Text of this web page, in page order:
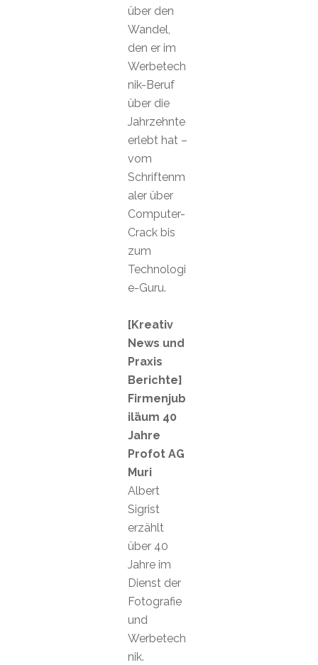
über den
Wandel,
den er im
Werbetech
nik-Beruf
über die
Jahrzehnte
erlebt hat –
vom
Schriftenm
aler über
Computer-
Crack bis
zum
Technologi
e-Guru.
[Kreativ
News und
Praxis
Berichte]
Firmenjub
iläum 40
Jahre
Profot AG
Muri
Albert
Sigrist
erzählt
über 40
Jahre im
Dienst der
Fotografie
und
Werbetech
nik.